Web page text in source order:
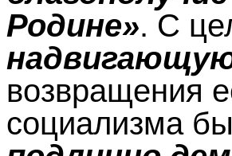
Родине». С
возвращения
социализма